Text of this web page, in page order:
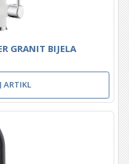
GRANIT BIJELA
ARTIKL